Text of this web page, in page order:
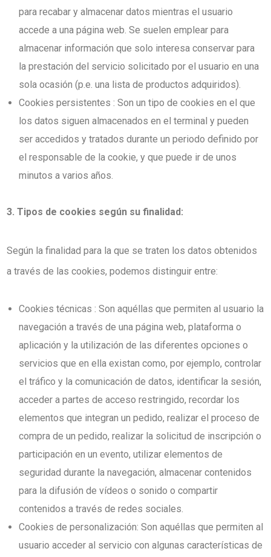
para recabar y almacenar datos mientras el usuario
accede a una página web. Se suelen emplear para
almacenar información que solo interesa conservar para
la prestación del servicio solicitado por el usuario en una
sola ocasión (p.e. una lista de productos adquiridos).
Cookies persistentes : Son un tipo de cookies en el que
los datos siguen almacenados en el terminal y pueden
ser accedidos y tratados durante un periodo definido por
el responsable de la cookie, y que puede ir de unos
minutos a varios años.
3. Tipos de cookies según su finalidad:
Según la finalidad para la que se traten los datos obtenidos
a través de las cookies, podemos distinguir entre:
Cookies técnicas : Son aquéllas que permiten al usuario la
navegación a través de una página web, plataforma o
aplicación y la utilización de las diferentes opciones o
servicios que en ella existan como, por ejemplo, controlar
el tráfico y la comunicación de datos, identificar la sesión,
acceder a partes de acceso restringido, recordar los
elementos que integran un pedido, realizar el proceso de
compra de un pedido, realizar la solicitud de inscripción o
participación en un evento, utilizar elementos de
seguridad durante la navegación, almacenar contenidos
para la difusión de vídeos o sonido o compartir
contenidos a través de redes sociales.
Cookies de personalización: Son aquéllas que permiten al
usuario acceder al servicio con algunas características de